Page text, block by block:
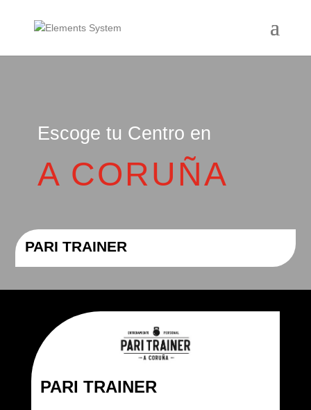
Escoge tu Centro en
A CORUÑA
PARI TRAINER
PARI TRAINER